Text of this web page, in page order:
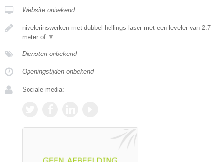
Website onbekend
nivelerinswerken met dubbel hellings laser met een leveler van 2.7
meter of ▼
Diensten onbekend
Openingstijden onbekend
Sociale media: